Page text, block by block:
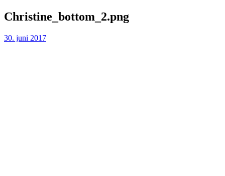
Skip
to
Christine_bottom_2.png
30. juni 2017